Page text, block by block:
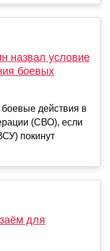
назвал условие
боевых
боевые действия в
(СВО), если
покинут
для